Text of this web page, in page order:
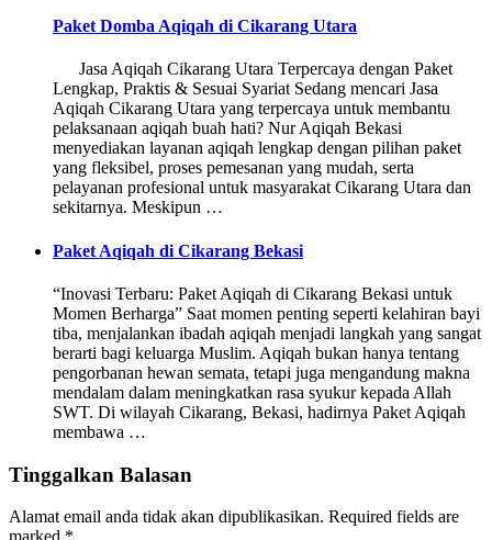
Paket Domba Aqiqah di Cikarang Utara
Jasa Aqiqah Cikarang Utara Terpercaya dengan Paket
Lengkap, Praktis & Sesuai Syariat Sedang mencari Jasa
Aqiqah Cikarang Utara yang terpercaya untuk membantu
pelaksanaan aqiqah buah hati? Nur Aqiqah Bekasi
menyediakan layanan aqiqah lengkap dengan pilihan paket
yang fleksibel, proses pemesanan yang mudah, serta
pelayanan profesional untuk masyarakat Cikarang Utara dan
sekitarnya. Meskipun …
Paket Aqiqah di Cikarang Bekasi
“Inovasi Terbaru: Paket Aqiqah di Cikarang Bekasi untuk
Momen Berharga” Saat momen penting seperti kelahiran bayi
tiba, menjalankan ibadah aqiqah menjadi langkah yang sangat
berarti bagi keluarga Muslim. Aqiqah bukan hanya tentang
pengorbanan hewan semata, tetapi juga mengandung makna
mendalam dalam meningkatkan rasa syukur kepada Allah
SWT. Di wilayah Cikarang, Bekasi, hadirnya Paket Aqiqah
membawa …
Tinggalkan Balasan
Alamat email anda tidak akan dipublikasikan. Required fields are